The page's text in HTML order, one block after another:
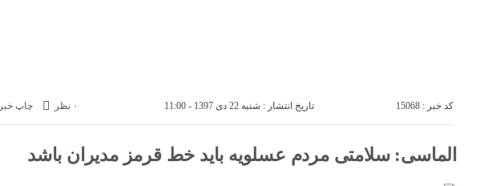
تاریخ انتشار : شنبه 22 دی 1397 - 11:00 کد خبر : 15068 چاپ خبر ۰ نظر
الماسی: سلامتی مردم عسلویه باید خط قرمز مدیران باشد